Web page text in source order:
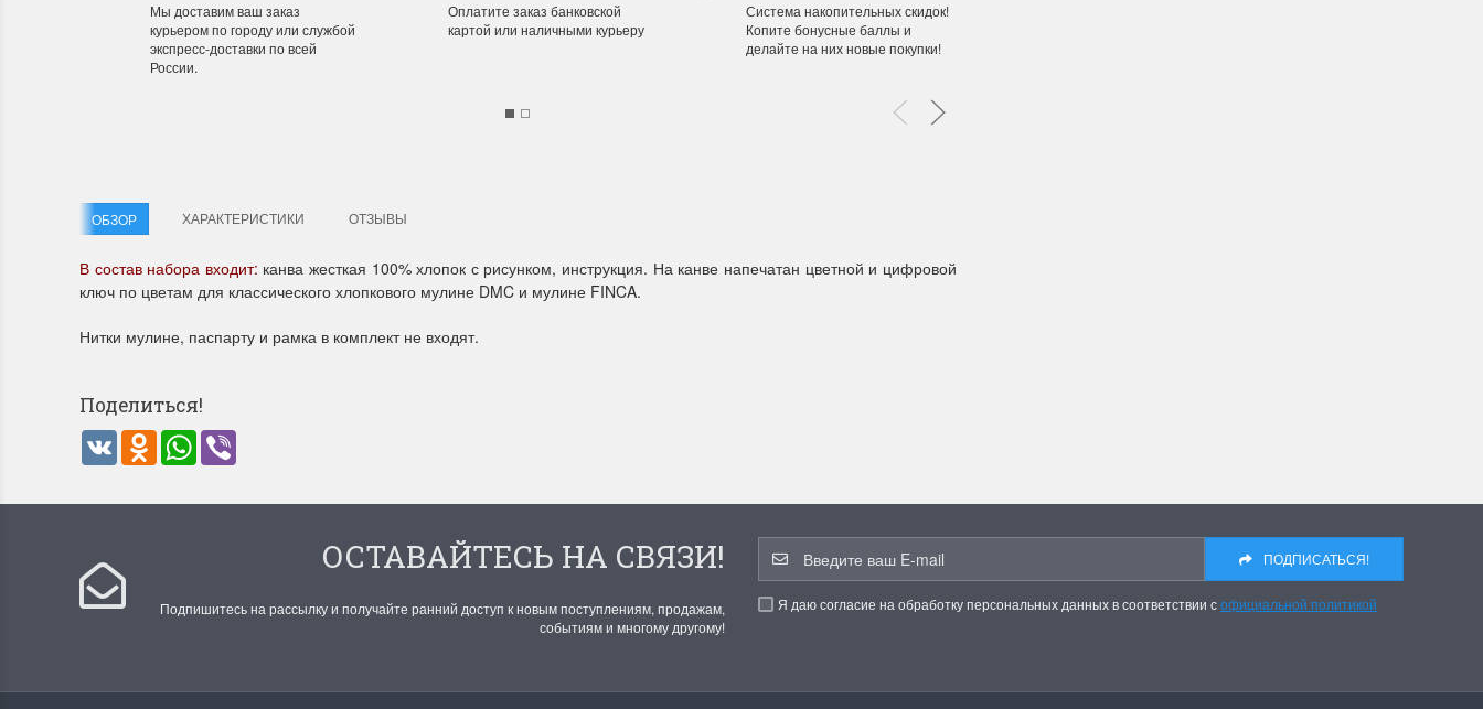
Летние Скидки
первого летнего дня Чудетство...
Анастасия Туманова
1 июня 2024 11:29
Раритеты Дим. New!
американской сборки. Спешите купить...
Dimensions 35231 Willow
Dimensions 13648USA
Permin 92-1410 Цыплята
Hemline 368 Ножницы
Мы доставим ваш заказ
курьером по городу или службой
экспресс-доставки по всей
России.
Оплатите заказ банковской
картой или наличными курьеру
Система накопительных скидок!
Копите бонусные баллы и
делайте на них новые покупки!
ОБЗОР ХАРАКТЕРИСТИКИ ОТЗЫВЫ
В состав набора входит: канва жесткая 100% хлопок с рисунком, инструкция. На канве напечатан цветной и цифровой
ключ по цветам для классического хлопкового мулине DMC и мулине FINCA.
Нитки мулине, паспарту и рамка в комплект не входят.
Поделиться!
VK Odnoklassniki
WhatsApp
ОСТАВАЙТЕСЬ НА СВЯЗИ!
Подпишитесь на рассылку и получайте ранний доступ к новым поступлениям, продажам,
событиям и многому другому!
ПОДПИСАТЬСЯ!
Я даю согласие на обработку персональных данных в соответствии софициальной политикой